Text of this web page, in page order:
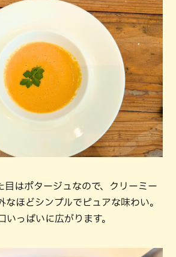
目はポタージュなので、クリーミー
なほどシンプルでピュアな味わい。
いっぱいに広がります。